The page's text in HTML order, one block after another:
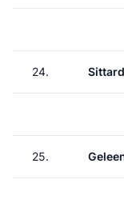
24. Sittard
25.